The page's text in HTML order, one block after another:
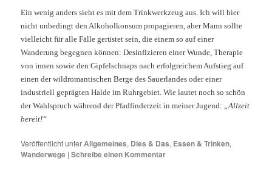
Ein wenig anders sieht es mit dem Trinkwerkzeug aus. Ich will hier
nicht unbedingt den Alkoholkonsum propagieren, aber Mann sollte
vielleicht für alle Fälle gerüstet sein, die einem so auf einer
Wanderung begegnen können: Desinfizieren einer Wunde, Therapie
von innen sowie den Gipfelschnaps nach erfolgreichem Aufstieg auf
einen der wildromantischen Berge des Sauerlandes oder einer
industriell geprägten Halde im Ruhrgebiet. Wie lautet noch so schön
der Wahlspruch während der Pfadfinderzeit in meiner Jugend:
„Allzeit
bereit!“
Veröffentlicht unterAllgemeines, Dies & Das, Essen & Trinken,
Wanderwege |Schreibe einen Kommentar